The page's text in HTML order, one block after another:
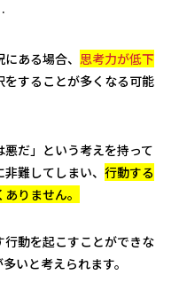
ある場合、 思考力が低下
をすることが多くなる可能
だ」という考えを持って
難してしまい、 行動する
りません。
動を起こすことができな
いと考えられます。